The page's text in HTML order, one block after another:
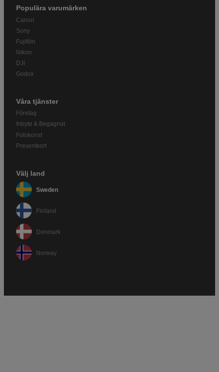
Populära varumärken
Canon
Sony
Fujifilm
Nikon
DJI
Godox
Våra tjänster
Företag
Inbyte & Begagnat
Fotokonst
Presentkort
Välj land
Sweden
Finland
Denmark
Norway